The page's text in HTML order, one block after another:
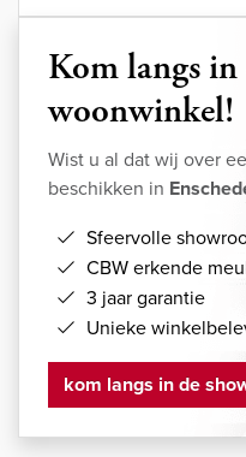
Kom langs in
woonwinkel!
Wist u al dat wij over
beschikken in
Sfeervolle
CBW erkende
3 jaar garantie
Unieke
kom langs in de